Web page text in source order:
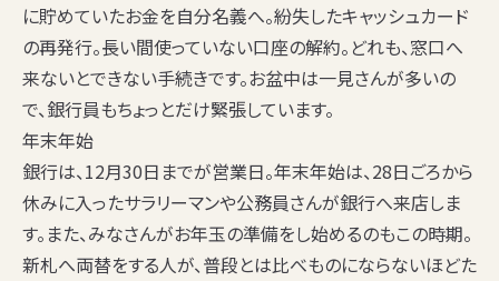
に貯めていたお金を自分名義へ。紛失したキャッシュカード
の再発行。長い間使っていない口座の解約。どれも、窓口へ
来ないとできない手続きです。お盆中は一見さんが多いの
で、銀行員もちょっとだけ緊張しています。
年末年始
銀行は、12月30日までが営業日。年末年始は、28日ごろから
休みに入ったサラリーマンや公務員さんが銀行へ来店しま
す。また、みなさんがお年玉の準備をし始めるのもこの時期。
新札へ両替をする人が、普段とは比べものにならないほどた